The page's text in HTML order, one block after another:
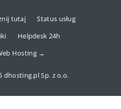
tutaj
Status usług
Helpdesk 24h
Hosting →
dhosting.pl Sp. z o.o.